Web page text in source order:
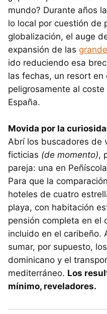
mundo? Durante años
lo local por cuestión de
globalización, el auge
expansión de las
ido reduciendo esa
las fechas, un resort en
peligrosamente al
España.
Movida por la
Abrí los buscadores de
ficticias (de momento),
pareja: una en
Para que la
hoteles de cuatro
playa, con habitación
pensión completa en el
incluido en el caribeño.
sumar, por supuesto,
dominicano y el
mediterráneo. Los
mínimo, reveladores.